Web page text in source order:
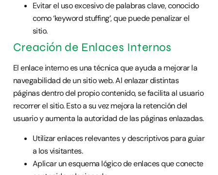
Evitar el uso excesivo de palabras clave, conocido
como ‘keyword stuffing’, que puede penalizar el
sitio.
Creación de Enlaces Internos
El enlace interno es una técnica que ayuda a mejorar la
navegabilidad de un sitio web. Al enlazar distintas
páginas dentro del propio contenido, se facilita al usuario
recorrer el sitio. Esto a su vez mejora la retención del
usuario y aumenta la autoridad de las páginas enlazadas.
Utilizar enlaces relevantes y descriptivos para guiar
a los visitantes.
Aplicar un esquema lógico de enlaces que conecte